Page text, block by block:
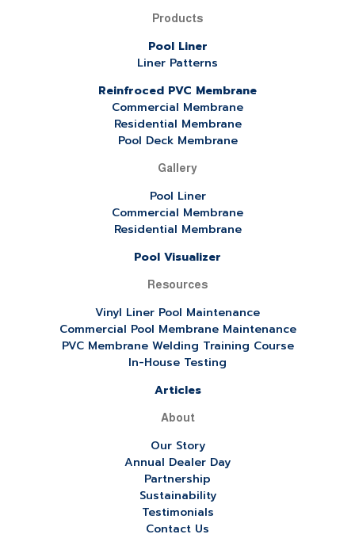
Products
Pool Liner
Liner Patterns
Reinfroced PVC Membrane
Commercial Membrane
Residential Membrane
Pool Deck Membrane
Gallery
Pool Liner
Commercial Membrane
Residential Membrane
Pool Visualizer
Resources
Vinyl Liner Pool Maintenance
Commercial Pool Membrane Maintenance
PVC Membrane Welding Training Course
In-House Testing
Articles
About
Our Story
Annual Dealer Day
Partnership
Sustainability
Testimonials
Contact Us